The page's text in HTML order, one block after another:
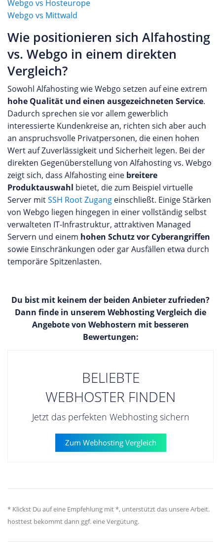
Webgo vs Hosteurope
Webgo vs Mittwald
Wie positionieren sich Alfahosting
vs. Webgo in einem direkten
Vergleich?
Sowohl Alfahosting wie Webgo setzen auf eine extrem
hohe Qualität und einen ausgezeichneten Service.
Dadurch sprechen sie vor allem gewerblich
interessierte Kundenkreise an, richten sich aber auch
an anspruchsvolle Privatpersonen, die einen hohen
Wert auf Zuverlässigkeit und Sicherheit legen. Bei der
direkten Gegenüberstellung von Alfahosting vs. Webgo
zeigt sich, dass Alfahosting eine breitere
Produktauswahl bietet, die zum Beispiel virtuelle
Server mitSSH Root Zugang einschließt. Einige Stärken
von Webgo liegen hingegen in einer vollständig selbst
verwalteten IT-Infrastruktur, attraktiven Managed
Servern und einem hohen Schutz vor Cyberangriffen
sowie Einschränkungen oder gar Ausfällen etwa durch
temporäre Spitzenlasten.
Du bist mit keinem der beiden Anbieter zufrieden?
Dann finde in unserem Webhosting Vergleich die
Angebote von Webhostern mit besseren
Bewertungen:
BELIEBTE
WEBHOSTER FINDEN
Jetzt das perfekten Webhosting sichern
Zum Webhosting Vergleich
* Klickst Du auf eine Empfehlung mit *, unterstützt das unsere Arbeit.
hosttest bekommt dann ggf. eine Vergütung.